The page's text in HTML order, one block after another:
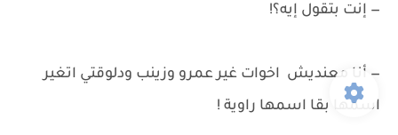
— إنت بتقول إيه؟!
— أنا معنديش اخوات غير عمرو وزينب ودلوقتي اتغير
اسمها بقا اسمها راوية !